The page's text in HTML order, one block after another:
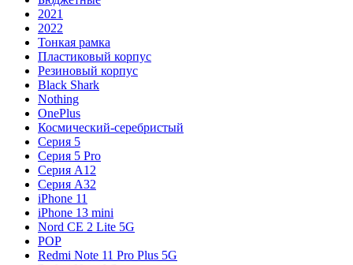
2021
2022
Тонкая рамка
Пластиковый корпус
Резиновый корпус
Black Shark
Nothing
OnePlus
Космический-серебристый
Серия 5
Серия 5 Pro
Серия A12
Серия A32
iPhone 11
iPhone 13 mini
Nord CE 2 Lite 5G
POP
Redmi Note 11 Pro Plus 5G